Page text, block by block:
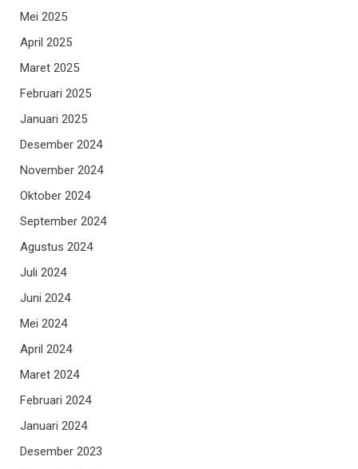
Mei 2025
April 2025
Maret 2025
Februari 2025
Januari 2025
Desember 2024
November 2024
Oktober 2024
September 2024
Agustus 2024
Juli 2024
Juni 2024
Mei 2024
April 2024
Maret 2024
Februari 2024
Januari 2024
Desember 2023